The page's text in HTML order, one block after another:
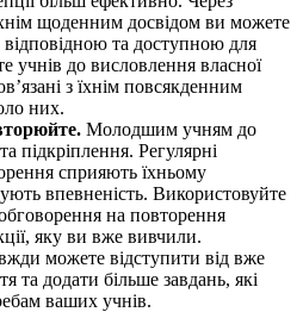
щоденним досвідом ви можете
відповідною та доступною для
учнів до висловлення власної
з їхнім повсякденним
них.
Молодшим учням до
підкріплення. Регулярні
сприяють їхньому
впевненість. Використовуйте
на повторення
яку ви вже вивчили.
можете відступити від вже
та додати більше завдань, які
ваших учнів.